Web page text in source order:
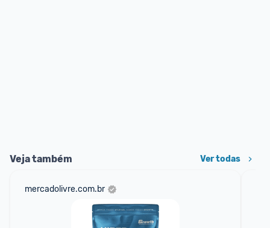
Veja também Ver todas
mercadolivre.com.br